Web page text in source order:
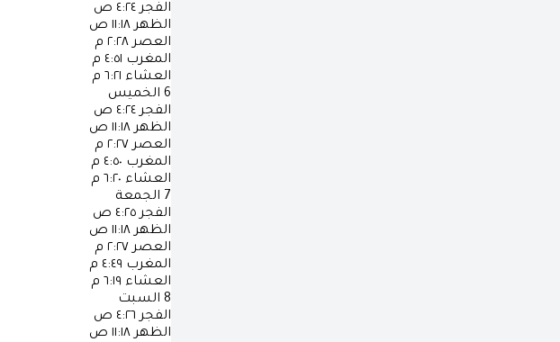
الفجر ٤:٢٤ ص
الظهر ١١:١٨ ص
العصر ٢:٢٨ م
المغرب ٤:٥١ م
العشاء ٦:٢١ م
6 الخميس
الفجر ٤:٢٤ ص
الظهر ١١:١٨ ص
العصر ٢:٢٧ م
المغرب ٤:٥٠ م
العشاء ٦:٢٠ م
7 الجمعة
الفجر ٤:٢٥ ص
الظهر ١١:١٨ ص
العصر ٢:٢٧ م
المغرب ٤:٤٩ م
العشاء ٦:١٩ م
8 السبت
الفجر ٤:٢٦ ص
الظهر ١١:١٨ ص